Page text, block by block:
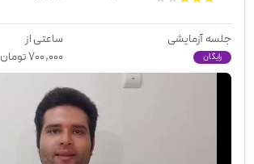
جلسه آزمایشی
رایگان
ساعتی از
۷۰۰,۰۰۰تومان